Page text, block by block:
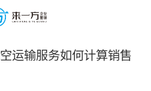
运输服务如何计算销售